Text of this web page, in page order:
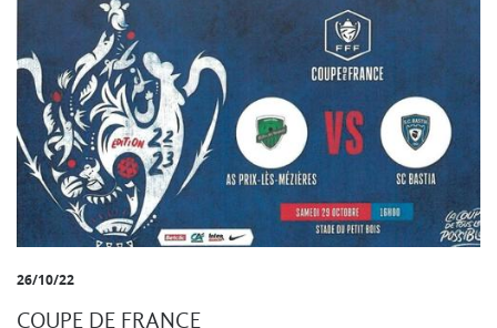
26/10/22
COUPE DE FRANCE